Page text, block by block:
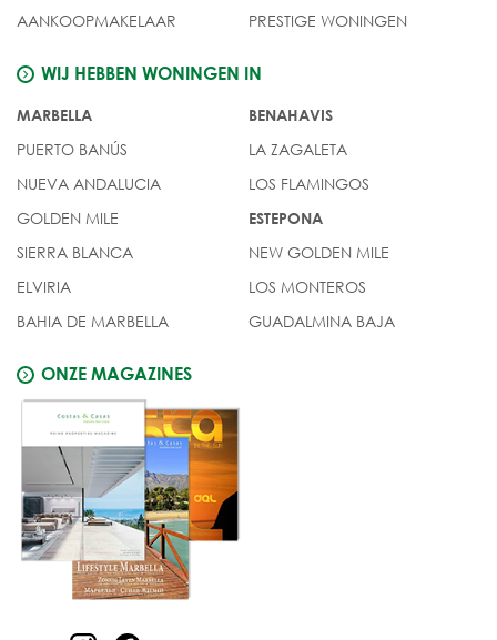
AANKOOPMAKELAAR
PRESTIGE WONINGEN
WIJ HEBBEN WONINGEN IN
MARBELLA
PUERTO BANÚS
NUEVA ANDALUCIA
GOLDEN MILE
SIERRA BLANCA
ELVIRIA
BAHIA DE MARBELLA
BENAHAVIS
LA ZAGALETA
LOS FLAMINGOS
ESTEPONA
NEW GOLDEN MILE
LOS MONTEROS
GUADALMINA BAJA
ONZE MAGAZINES